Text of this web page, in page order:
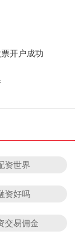
开户成功
资世界
资好吗
交易佣金